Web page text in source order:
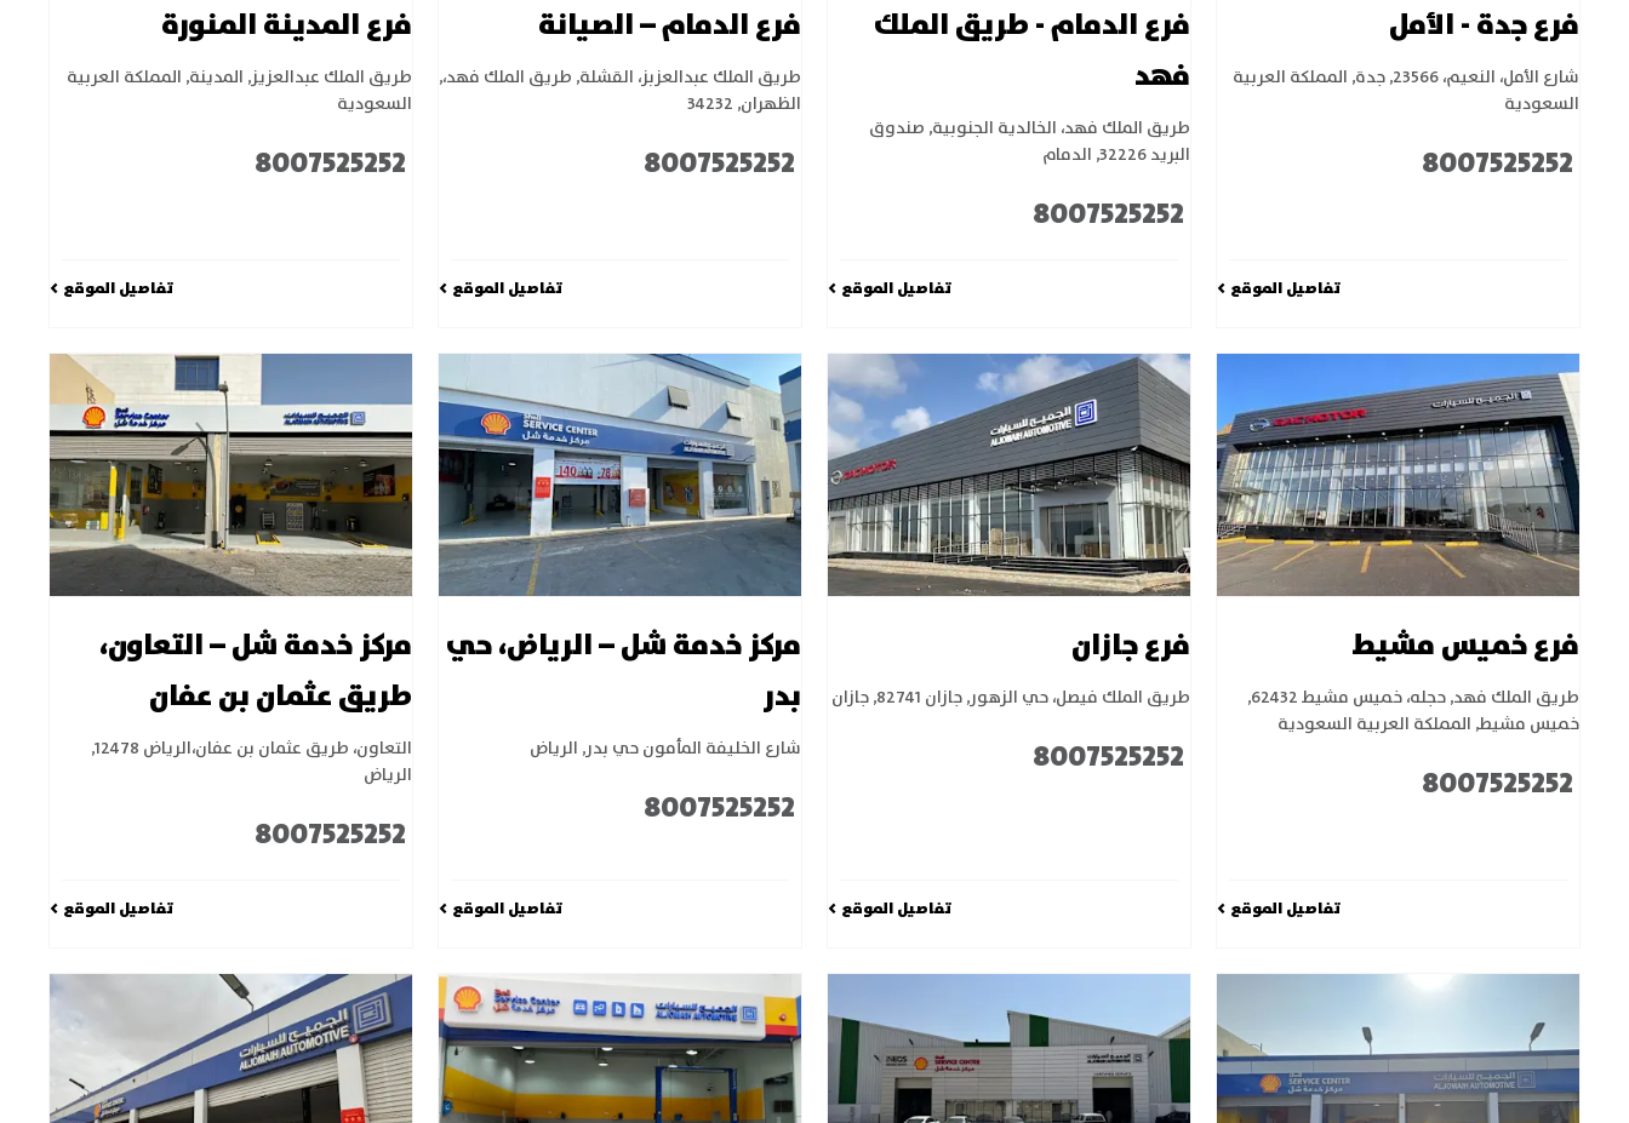
فرع جدة - الأمل
شارع الأمل، النعيم، 23566 ,جدة, المملكة العربية
السعودية
8007525252
تفاصيل الموقع
فرع الدمام - طريق الملك
فهد
طريق الملك فهد، الخالدية الجنوبية, صندوق
البريد 32226
, الدمام
8007525252
تفاصيل الموقع
فرع الدمام – الصيانة
طريق الملك عبدالعزبز، القشلة, طريق الملك فهد،,
الظهران,
34232
8007525252
تفاصيل الموقع
فرع المدينة المنورة
طريق الملك عبدالعزيز, المدينة, المملكة العربية
السعودية
8007525252
تفاصيل الموقع
فرع خميس مشيط
طريق الملك فهد,حجله، خميس مشيط 62432
,
خميس مشيط, المملكة العربية السعودية
8007525252
تفاصيل الموقع
فرع جازان
طريق الملك فيصل، حي الزهور,جازان 82741 ,جازان
8007525252
تفاصيل الموقع
مركز خدمة شل – الرياض، حي
بدر
شارع الخليفة المأمون حي بدر, الرياض
8007525252
تفاصيل الموقع
مركز خدمة شل – التعاون،
طريق عثمان بن عفان
التعاون، طريق عثمان بن عفان،الرياض 12478
,
الرياض
8007525252
تفاصيل الموقع